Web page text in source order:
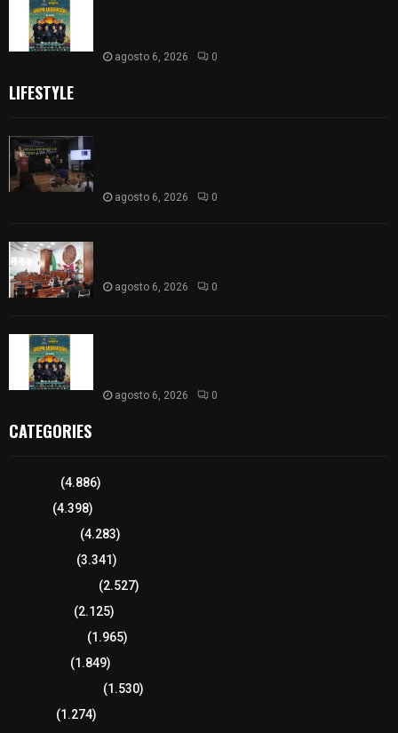
agosto 6, 2026 0
LIFESTYLE
agosto 6, 2026 0
agosto 6, 2026 0
agosto 6, 2026 0
CATEGORIES
(4.886)
(4.398)
(4.283)
(3.341)
(2.527)
(2.125)
(1.965)
(1.849)
(1.530)
(1.274)